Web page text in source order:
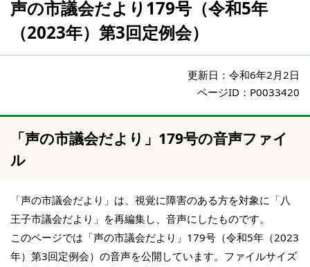
声の市議会だより179号（令和5年
（2023年）第3回定例会）
更新日： 令和6年2月2日
ページID：P0033420
「声の市議会だより」179号の音声ファイ
ル
「声の市議会だより」は、視覚に障害のある方を対象に「八
王子市議会だより」を再編集し、音声にしたものです。
このページでは「声の市議会だより」179号（令和5年（2023
年）第3回定例会）の音声を公開しています。ファイルサイズ